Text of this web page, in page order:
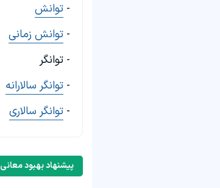
- توانش
- توانش زمانی
- توانگر
- توانگر سالارانه
- توانگر سالاری
پیشنهاد بهبود معانی